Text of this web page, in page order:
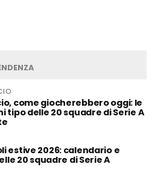
come giocherebbero oggi: le
tipo delle 20 squadre di Serie A
estive 2026: calendario e
20 squadre di Serie A